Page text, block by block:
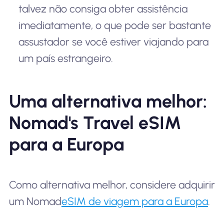
talvez não consiga obter assistência
imediatamente, o que pode ser bastante
assustador se você estiver viajando para
um país estrangeiro.
Uma alternativa melhor:
Nomad's Travel eSIM
para a Europa
Como alternativa melhor, considere adquirir
um NomadeSIM de viagem para a Europa.